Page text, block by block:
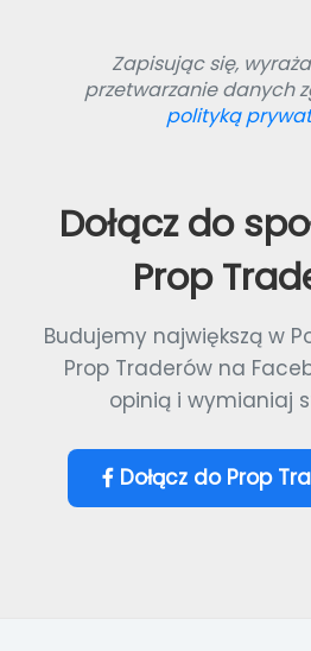
Zapisując się,
przetwarzanie danych
polityką
Dołącz do
Prop
Budujemy największą w
Prop Traderów na
opinią i wymianiaj
Dołącz do Prop